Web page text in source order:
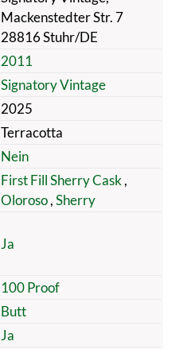
Mackenstedter Str. 7
28816 Stuhr/DE
2011
Signatory Vintage
2025
Terracotta
Nein
First Fill Sherry Cask,
Oloroso,Sherry
Ja
100 Proof
Butt
Ja